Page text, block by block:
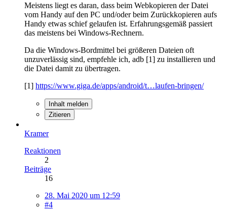
Meistens liegt es daran, dass beim Webkopieren der Datei
vom Handy auf den PC und/oder beim Zurückkopieren aufs
Handy etwas schief gelaufen ist. Erfahrungsgemäß passiert
das meistens bei Windows-Rechnern.
Da die Windows-Bordmittel bei größeren Dateien oft
unzuverlässig sind, empfehle ich, adb [1] zu installieren und
die Datei damit zu übertragen.
[1] https://www.giga.de/apps/android/t…laufen-bringen/
Inhalt melden
Zitieren
Kramer
Reaktionen
2
Beiträge
16
28. Mai 2020 um 12:59
#4